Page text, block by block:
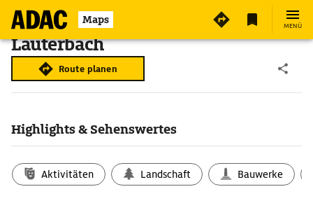
Maps MENÜ
Lauterbach
Route planen
Highlights & Sehenswertes
Aktivitäten Landschaft Bauwerke